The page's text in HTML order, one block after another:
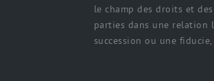
le champ des droits et
parties dans une relation
succession ou une fiducie,